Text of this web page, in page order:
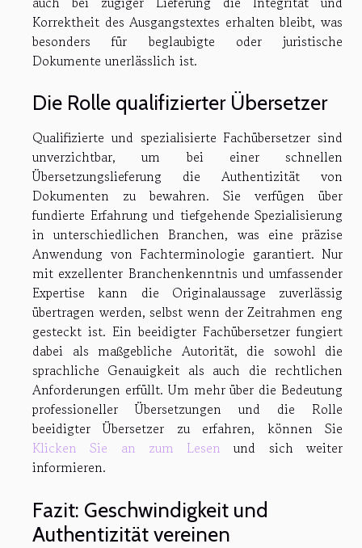
Korrektheit des Ausgangstextes erhalten bleibt, was
besonders für beglaubigte oder juristische
Dokumente unerlässlich ist.
Die Rolle qualifizierter Übersetzer
Qualifizierte und spezialisierte Fachübersetzer sind
unverzichtbar, um bei einer schnellen
Übersetzungslieferung die Authentizität von
Dokumenten zu bewahren. Sie verfügen über
fundierte Erfahrung und tiefgehende Spezialisierung
in unterschiedlichen Branchen, was eine präzise
Anwendung von Fachterminologie garantiert. Nur
mit exzellenter Branchenkenntnis und umfassender
Expertise kann die Originalaussage zuverlässig
übertragen werden, selbst wenn der Zeitrahmen eng
gesteckt ist. Ein beeidigter Fachübersetzer fungiert
dabei als maßgebliche Autorität, die sowohl die
sprachliche Genauigkeit als auch die rechtlichen
Anforderungen erfüllt. Um mehr über die Bedeutung
professioneller Übersetzungen und die Rolle
beeidigter Übersetzer zu erfahren, können Sie
Klicken Sie an zum Lesen und sich weiter
informieren.
Fazit: Geschwindigkeit und
Authentizität vereinen